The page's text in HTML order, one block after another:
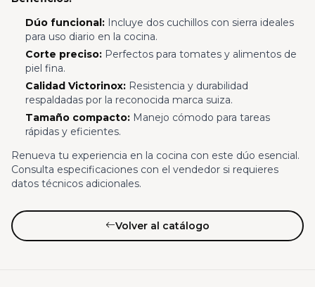
Dúo funcional:Incluye dos cuchillos con sierra ideales
para uso diario en la cocina.
Corte preciso:Perfectos para tomates y alimentos de
piel fina.
Calidad Victorinox:Resistencia y durabilidad
respaldadas por la reconocida marca suiza.
Tamaño compacto:Manejo cómodo para tareas
rápidas y eficientes.
Renueva tu experiencia en la cocina con este dúo esencial.
Consulta especificaciones con el vendedor si requieres
datos técnicos adicionales.
Volver al catálogo